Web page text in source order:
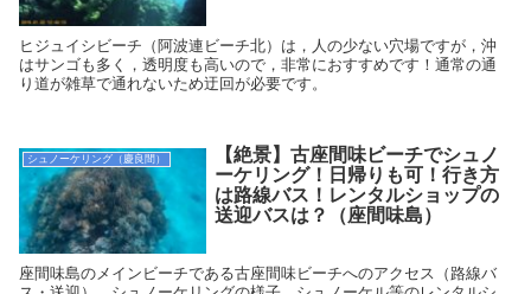
ヒジュイシビーチ（阿波連ビーチ北）は，人の少ない穴場ですが，沖
はサンゴも多く，透明度も高いので，非常におすすめです！通常の通
り道が雑草で通れないため迂回が必要です。
シュノーケリング（慶良間）
【絶景】古座間味ビーチでシュノ
ーケリング！日帰りも可！行き方
は路線バス！レンタルショップの
送迎バスは？（座間味島）
座間味島のメインビーチである古座間味ビーチへのアクセス（路線バ